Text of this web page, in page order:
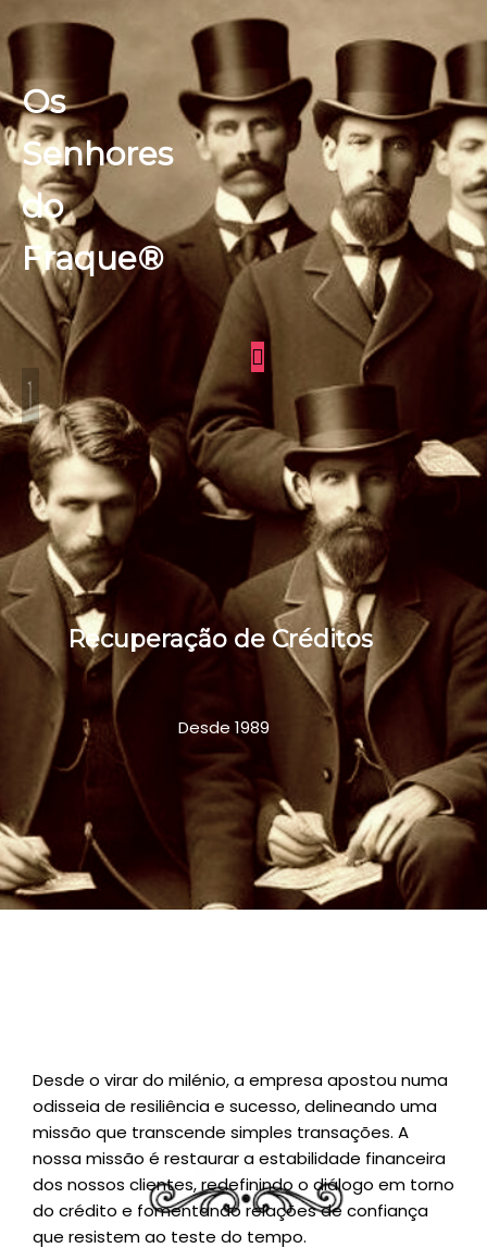
Os
Senhores
do
Fraque®
Recuperação de Créditos
Desde 1989
Desde o virar do milénio, a empresa apostou numa
odisseia de resiliência e sucesso, delineando uma
missão que transcende simples transações. A
nossa missão é restaurar a estabilidade financeira
dos nossos clientes, redefinindo o diálogo em torno
do crédito e fomentando relações de confiança
que resistem ao teste do tempo.